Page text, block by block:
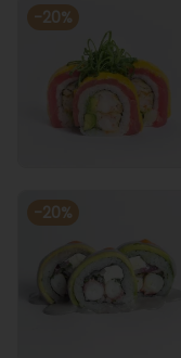
-20%
-20%